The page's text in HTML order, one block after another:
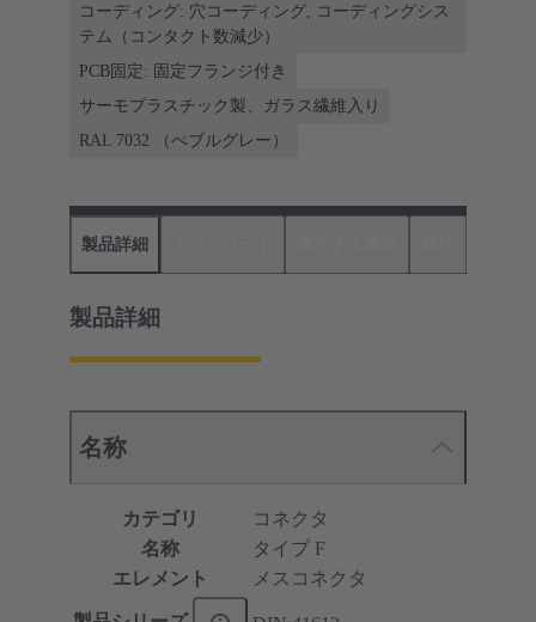
コーディング: 穴コーディング, コーディングシス
テム（コンタクト数減少）
PCB固定: 固定フランジ付き
サーモプラスチック製、ガラス繊維入り
RAL 7032 （ぺブルグレー）
製品詳細
製品詳細
名称
カテゴリ
コネクタ
名称
タイプ F
エレメント
メスコネクタ